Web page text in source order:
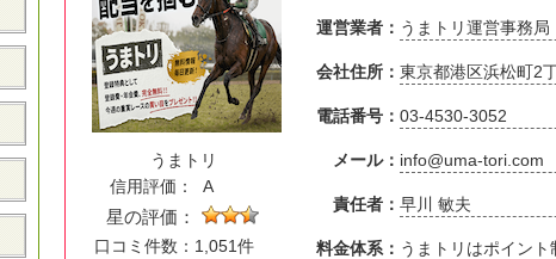
うまトリ
信用評価：
A
星の評価：
口コミ件数：1,051件
運営業者： うまトリ運営事務局
会社住所： 東京都港区浜松町2
電話番号： 03-4530-3052
メール： info@uma-tori.com
責任者： 早川 敏夫
料金体系： うまトリはポイント